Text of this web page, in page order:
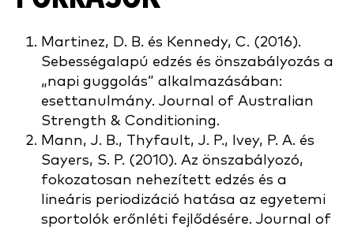
Martinez, D. B. és Kennedy, C. (2016).
Sebességalapú edzés és önszabályozás a
„napi guggolás” alkalmazásában:
esettanulmány. Journal of Australian
Strength & Conditioning.
Mann, J. B., Thyfault, J. P., Ivey, P. A. és
Sayers, S. P. (2010). Az önszabályozó,
fokozatosan nehezített edzés és a
lineáris periodizáció hatása az egyetemi
sportolók erőnléti fejlődésére. Journal of